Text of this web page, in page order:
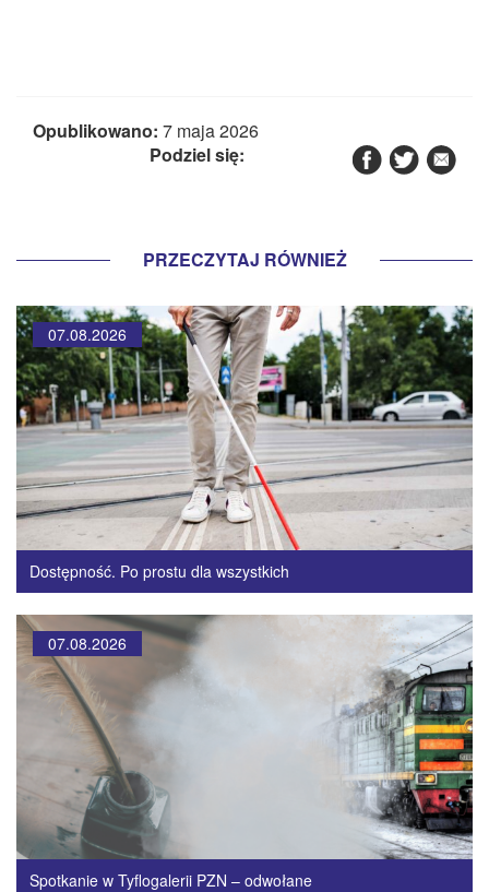
Opublikowano: 7 maja 2026
Podziel się:
PRZECZYTAJ RÓWNIEŻ
07.08.2026
Dostępność. Po prostu dla wszystkich
07.08.2026
Spotkanie w Tyflogalerii PZN – odwołane